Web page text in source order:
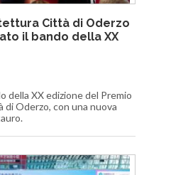
Città di Oderzo
il bando della XX
della XX edizione del Premio
Oderzo, con una nuova